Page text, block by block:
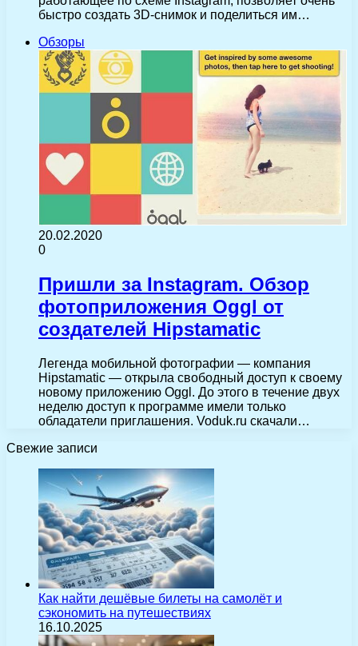
быстро создать 3D-снимок и поделиться им…
Обзоры
20.02.2020
0
Пришли за Instagram. Обзор
фотоприложения Oggl от
создателей Hipstamatic
Легенда мобильной фотографии — компания
Hipstamatic — открыла свободный доступ к своему
новому приложению Oggl. До этого в течение двух
неделю доступ к программе имели только
обладатели приглашения. Voduk.ru скачали…
Свежие записи
Как найти дешёвые билеты на самолёт и
сэкономить на путешествиях
16.10.2025